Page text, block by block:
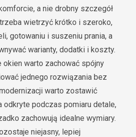
a nie drobny szczegół
wietrzyć krótko i szeroko,
gotowaniu i suszeniu prania, a
warianty, dodatki i koszty.
warto zachować spójny
jednego rozwiązania bez
warto zostawić
odkryte podczas pomiaru detale,
zachowują idealne wymiary.
niejasny, lepiej